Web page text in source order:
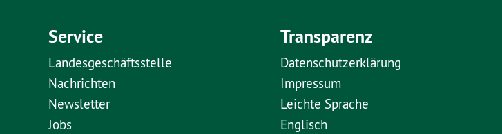
Service
Landesgeschäftsstelle
Nachrichten
Newsletter
Jobs
Transparenz
Datenschutzerklärung
Impressum
Leichte Sprache
Englisch